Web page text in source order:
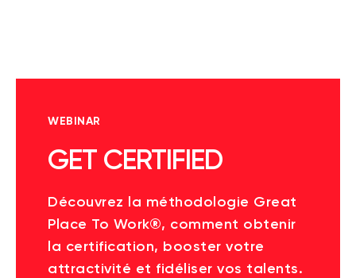
WEBINAR
GET CERTIFIED
Découvrez la méthodologie Great
Place To Work®, comment obtenir
la certification, booster votre
attractivité et fidéliser vos talents.